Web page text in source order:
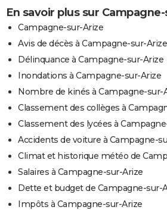
En savoir plus sur
Campagne-sur-Arize
Avis de décès à Campagne-sur-Arize
Délinquance à Campagne-sur-Arize
Inondations à Campagne-sur-Arize
Nombre de kinés à Campagne-sur-
Classement des collèges à
Classement des lycées à
Accidents de voiture à Campagne-
Climat et historique météo de
Salaires à Campagne-sur-Arize
Dette et budget de Campagne-sur-
Impôts à Campagne-sur-Arize